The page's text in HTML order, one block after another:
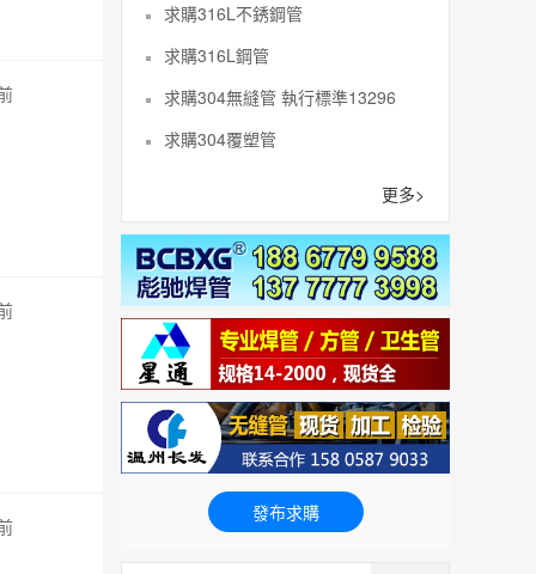
求購316L不銹鋼管
求購316L鋼管
求購304無縫管 執行標準13296
求購304覆塑管
更多>
發布求購